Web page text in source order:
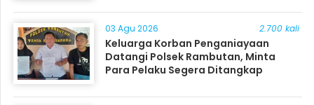
03 Agu 2026 2.700 kali
Keluarga Korban Penganiayaan
Datangi Polsek Rambutan, Minta
Para Pelaku Segera Ditangkap